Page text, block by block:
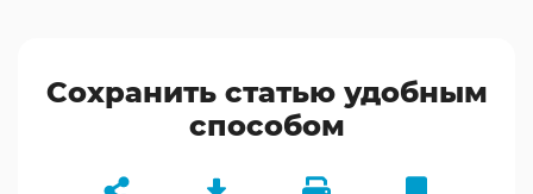
Сохранить статью удобным
способом